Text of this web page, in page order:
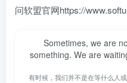
问软盟官网https://
Sometimes, we are
something. We are
有时候，我们并不是在等什么人